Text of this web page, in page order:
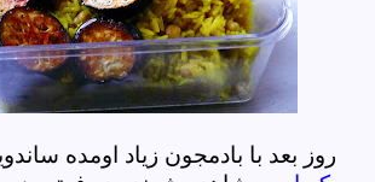
روز بعد با بادمجون زیاد اومده